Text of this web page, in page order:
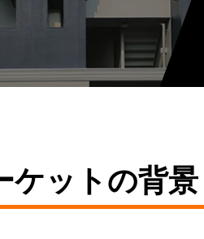
ケットの背景